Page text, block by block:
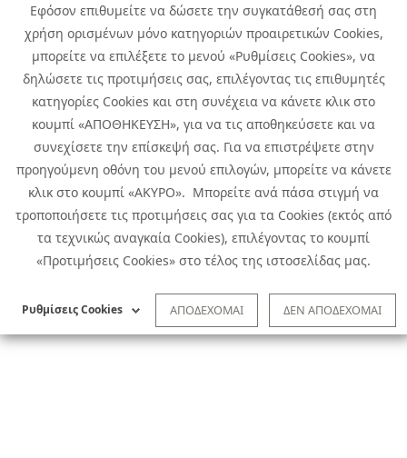
Εφόσον επιθυμείτε να δώσετε την συγκατάθεσή σας στη
χρήση ορισμένων μόνο κατηγοριών προαιρετικών Cookies,
μπορείτε να επιλέξετε το μενού «Ρυθμίσεις Cookies», να
δηλώσετε τις προτιμήσεις σας, επιλέγοντας τις επιθυμητές
κατηγορίες Cookies και στη συνέχεια να κάνετε κλικ στο
κουμπί «ΑΠΟΘΗΚΕΥΣΗ», για να τις αποθηκεύσετε και να
συνεχίσετε την επίσκεψή σας. Για να επιστρέψετε στην
προηγούμενη οθόνη του μενού επιλογών, μπορείτε να κάνετε
κλικ στο κουμπί «ΑΚΥΡΟ». Μπορείτε ανά πάσα στιγμή να
τροποποιήσετε τις προτιμήσεις σας για τα Cookies (εκτός από
τα τεχνικώς αναγκαία Cookies), επιλέγοντας το κουμπί
«Προτιμήσεις Cookies» στο τέλος της ιστοσελίδας μας.
ΔΕΝ ΑΠΟΔΕΧΟΜΑΙ
ΑΠΟΔΕΧΟΜΑΙ
Ρυθμίσεις Cookies
Copyright © 2026 Infoquest.gr Με επιφύλαξη κάθε νόμιμου δικαιώματος.
Πολιτική Cookies Προτιμήσεις Cookies | Όροι Χρήσης
Πολιτική Απορρήτου: Για να ενημερωθείτε σχετικά με την επεξεργασία
προσωπικών δεδομένων πατήστεεδώ .
Ειδική Δήλωση CCTV
Ειδική Δήλωση Απορρήτου Υποβολής